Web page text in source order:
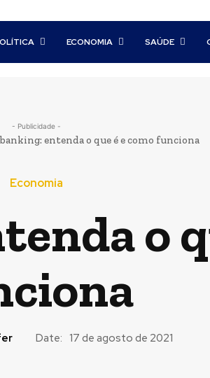
ECONOMIA SAÚDE
- Publicidade -
entenda o que é e como funciona
Economia
o
Date: 17 de agosto de 2021